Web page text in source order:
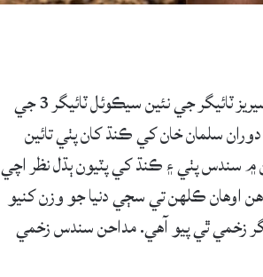
بالي ووڊ فلمن جو سپر اسٽار سلمان خان پنهنجي مشهور فلم سيريز ٽائيگر جي نئين سيڪوئل ٽائيگر 3 جي
سلمان خان کي ڪنڌ کان پٺي تائين
سندس پٺي ۽ ڪنڌ کي پٽيون ٻڌل نظر اچي
اوهان ڪلهن تي سڄي دنيا جو وزن کنيو
هتي ٽائيگر زخمي ٿي پيو آهي. مداحن سندس زخمي